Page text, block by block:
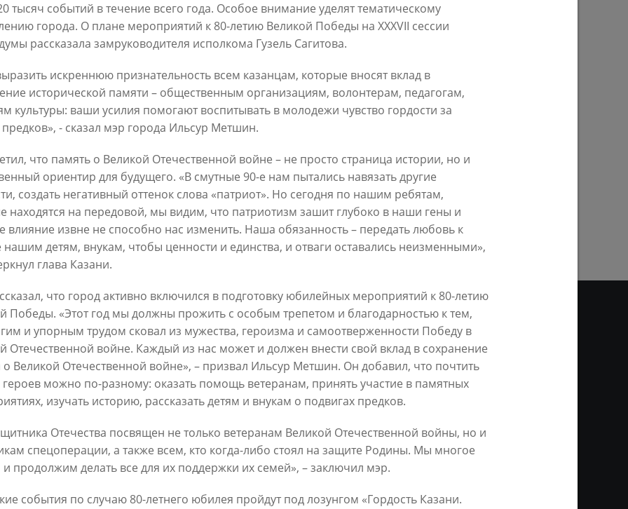
но до 60
выездов в день – это все
много»
15,6 км сетей «Водоканала»
27/07/2026
предоставлять субсидии на
строительство пунктов приема
вторсырья
ПРЕДЫДУЩАЯ СТРАНИЦА
тысяч событий в течение всего года. Особое внимание уделят тематическому
города. О плане мероприятий к 80-летию Великой Победы на XXXVII сессии
рассказала замруководителя исполкома Гузель Сагитова.
искреннюю признательность всем казанцам, которые вносят вклад в
исторической памяти – общественным организациям, волонтерам, педагогам,
культуры: ваши усилия помогают воспитывать в молодежи чувство гордости за
- сказал мэр города Ильсур Метшин.
что память о Великой Отечественной войне – не просто страница истории, но и
ориентир для будущего. «В смутные 90-е нам пытались навязать другие
создать негативный оттенок слова «патриот». Но сегодня по нашим ребятам,
находятся на передовой, мы видим, что патриотизм зашит глубоко в наши гены и
влияние извне не способно нас изменить. Наша обязанность – передать любовь к
нашим детям, внукам, чтобы ценности и единства, и отваги оставались неизменными»,
глава Казани.
что город активно включился в подготовку юбилейных мероприятий к 80-летию
Победы. «Этот год мы должны прожить с особым трепетом и благодарностью к тем,
и упорным трудом сковал из мужества, героизма и самоотверженности Победу в
Отечественной войне. Каждый из нас может и должен внести свой вклад в сохранение
о Великой Отечественной войне», – призвал Ильсур Метшин. Он добавил, что почтить
героев можно по-разному: оказать помощь ветеранам, принять участие в памятных
изучать историю, рассказать детям и внукам о подвигах предков.
Отечества посвящен не только ветеранам Великой Отечественной войны, но и
спецоперации, а также всем, кто когда-либо стоял на защите Родины. Мы многое
продолжим делать все для их поддержки их семей», – заключил мэр.
события по случаю 80-летнего юбилея пройдут под лозунгом «Гордость Казани.
Официальный сайт Мэра Казани
ЛИЦА НОВОСТИ БИОГРАФИЯ ФОТО ВИДЕО
наполнение и сопровождение сайта Мэра Казани является информационное агентство «Город
сайта Мэра Казани могут быть воспроизведены в любых средствах массовой информации, на серверах
согласия на перепечатку со стороны информационного агентства «Город Казань KZN.RU» и пресс-службы
Мэрии Казани не требуется.